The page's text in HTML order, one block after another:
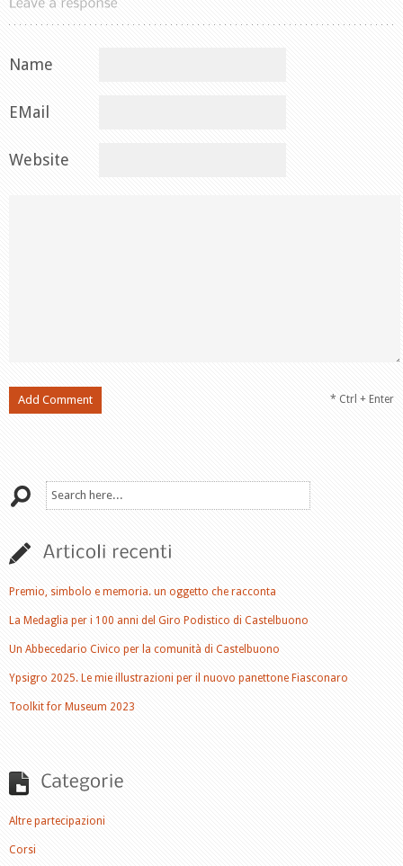
Name
EMail
Website
* Ctrl + Enter
Premio, simbolo e memoria. un oggetto che racconta
La Medaglia per i 100 anni del Giro Podistico di Castelbuono
Un Abbecedario Civico per la comunità di Castelbuono
Ypsigro 2025. Le mie illustrazioni per il nuovo panettone Fiasconaro
Toolkit for Museum 2023
Altre partecipazioni
Corsi